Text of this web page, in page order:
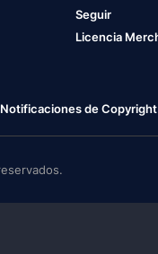
Seguir
Licencia
Notificaciones de Copyright